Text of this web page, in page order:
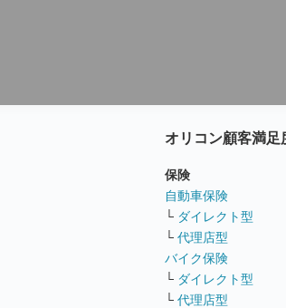
オリコン顧客満足
保険
自動車保険
└ ダイレクト型
└ 代理店型
バイク保険
└ ダイレクト型
└ 代理店型